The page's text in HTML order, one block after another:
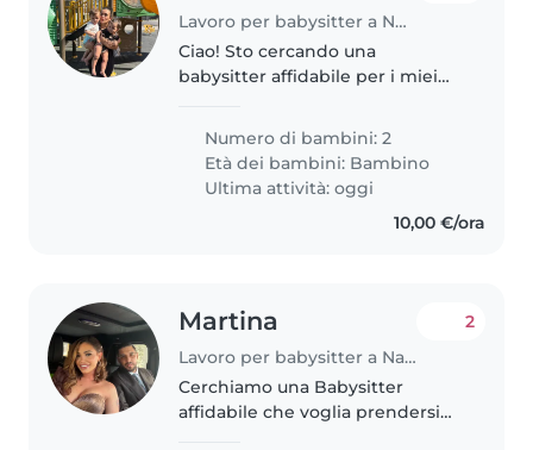
Lavoro per babysitter a Napoli
Ciao! Sto cercando una
babysitter affidabile per i miei
anni ormai e quasi 2 mesi . I miei
figli sono energici, affettuosi e..
Numero di bambini: 2
Età dei bambini: Bambino
Ultima attività: oggi
10,00 €/ora
Martina
Lavoro per babysitter a Napoli
2
Cerchiamo una Babysitter
affidabile che voglia prendersi